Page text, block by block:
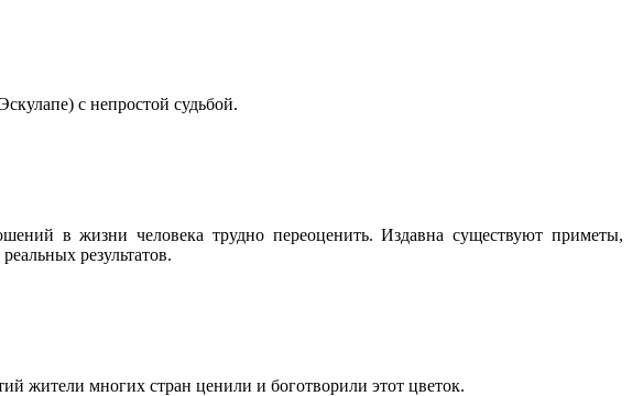
с непростой судьбой.
в жизни человека трудно переоценить. Издавна существуют приметы,
результатов.
жители многих стран ценили и боготворили этот цветок.